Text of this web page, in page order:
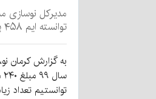
توانسته ایم ۴۵۸ پروژه را در این استان فعال کنیم.
به گزارش کرمان
توانستیم تعداد